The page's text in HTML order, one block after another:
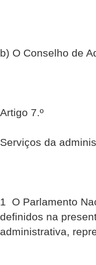
b) O Conselho de
Artigo 7.º
Serviços da
1  O Parlamento
definidos na
administrativa,